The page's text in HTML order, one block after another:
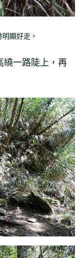
顯好走。
繞一路陡上，再